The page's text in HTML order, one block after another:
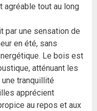
agréable tout au long
par une sensation de
en été, sans
Le bois est
atténuant les
tranquillité
apprécient
au repos et aux